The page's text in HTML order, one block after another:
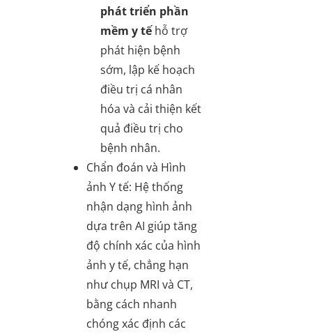
phát triển phần
mềm y tếhỗ trợ
phát hiện bệnh
sớm, lập kế hoạch
điều trị cá nhân
hóa và cải thiện kết
quả điều trị cho
bệnh nhân.
Chẩn đoán và Hình
ảnh Y tế: Hệ thống
nhận dạng hình ảnh
dựa trên AI giúp tăng
độ chính xác của hình
ảnh y tế, chẳng hạn
như chụp MRI và CT,
bằng cách nhanh
chóng xác định các